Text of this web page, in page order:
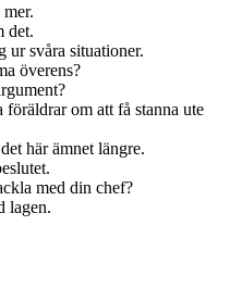
det.
ur svåra situationer.
överens?
om att få stanna ute
här ämnet längre.
med din chef?
lagen.